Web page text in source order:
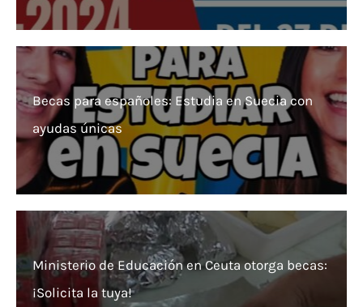
Becas para españoles: Estudia en Suecia con
ayudas únicas
Ministerio de Educación en Ceuta otorga becas:
¡Solicita la tuya!